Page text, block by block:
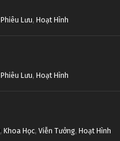
Phiêu Lưu, Hoạt Hình
Phiêu Lưu, Hoạt Hình
, Khoa Học, Viễn Tưởng, Hoạt Hình